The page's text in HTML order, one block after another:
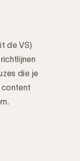
de VS)
die je
content